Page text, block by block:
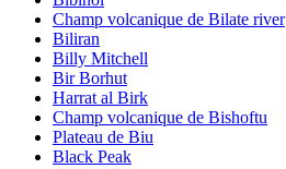
Champ volcanique de Bilate river
Biliran
Billy Mitchell
Bir Borhut
Harrat al Birk
Champ volcanique de Bishoftu
Plateau de Biu
Black Peak